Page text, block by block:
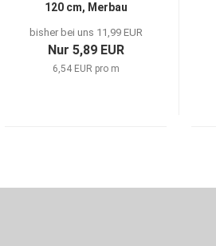
120 cm, Merbau
bisher bei uns 11,99 EUR
Nur 5,89 EUR
6,54 EUR pro m